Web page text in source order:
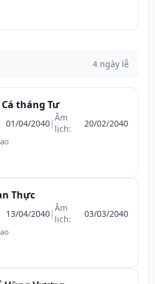
4 ngày lễ
tháng Tư
01/04/2040|Âm
lịch:
20/02/2040
Thực
13/04/2040|Âm
lịch:
03/03/2040